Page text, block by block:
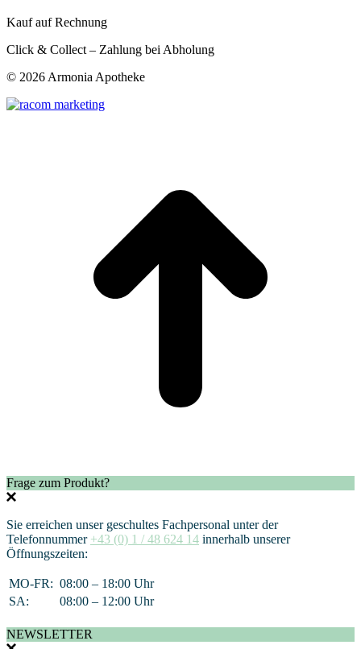
Kauf auf Rechnung
Click & Collect – Zahlung bei Abholung
© 2026 Armonia Apotheke
Frage zum Produkt?
Sie erreichen unser geschultes Fachpersonal unter der
Telefonnummer +43 (0) 1 / 48 624 14 innerhalb unserer
Öffnungszeiten:
MO-FR: 08:00 – 18:00 Uhr
SA:
08:00 – 12:00 Uhr
NEWSLETTER